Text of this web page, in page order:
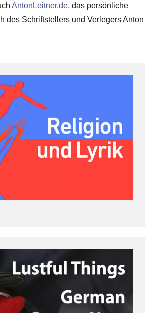
AntonLeitner.de, das persönliche
des Schriftstellers und Verlegers Anton